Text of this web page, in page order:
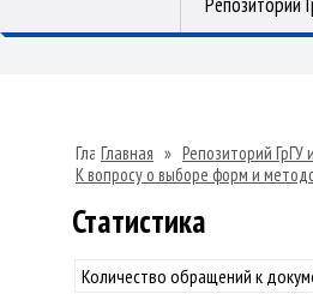
Главная » Репозиторий ГрГУ
К вопросу о выборе форм и
Статистика
Количество обращений к